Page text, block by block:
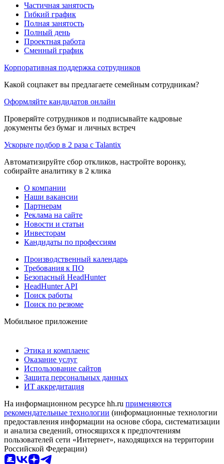
Частичная занятость
Гибкий график
Полная занятость
Полный день
Проектная работа
Сменный график
Корпоративная поддержка сотрудников
Какой соцпакет вы предлагаете семейным сотрудникам?
Оформляйте кандидатов онлайн
Проверяйте сотрудников и подписывайте кадровые
документы без бумаг и личных встреч
Ускорьте подбор в 2 раза с Talantix
Автоматизируйте сбор откликов, настройте воронку,
собирайте аналитику в 2 клика
О компании
Наши вакансии
Партнерам
Реклама на сайте
Новости и статьи
Инвесторам
Кандидаты по профессиям
Производственный календарь
Требования к ПО
Безопасный HeadHunter
HeadHunter API
Поиск работы
Поиск по резюме
Мобильное приложение
Этика и комплаенс
Оказание услуг
Использование сайтов
Защита персональных данных
ИТ аккредитация
На информационном ресурсе hh.ru применяются
рекомендательные технологии (информационные технологии
предоставления информации на основе сбора, систематизации
и анализа сведений, относящихся к предпочтениям
пользователей сети «Интернет», находящихся на территории
Российской Федерации)